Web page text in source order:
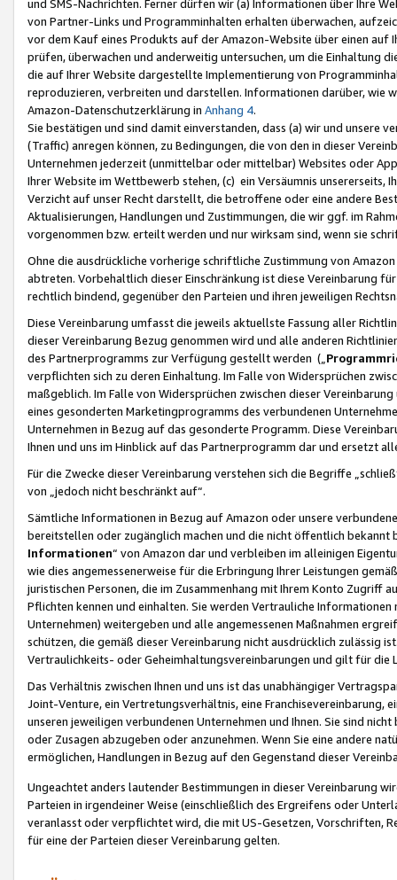
und SMS-Nachrichten. Ferner dürfen wir (a) Informationen über Ihre
von Partner-Links und Programminhalten erhalten überwachen,
vor dem Kauf eines Produkts auf der Amazon-Website über einen
prüfen, überwachen und anderweitig untersuchen, um die Einhaltung
die auf Ihrer Website dargestellte Implementierung von
reproduzieren, verbreiten und darstellen. Informationen darüber, wie
Amazon-Datenschutzerklärung in Anhang 4.
Sie bestätigen und sind damit einverstanden, dass (a) wir und
(Traffic) anregen können, zu Bedingungen, die von den in dieser
Unternehmen jederzeit (unmittelbar oder mittelbar) Websites oder
Ihrer Website im Wettbewerb stehen, (c) ein Versäumnis unsererseits,
Verzicht auf unser Recht darstellt, die betroffene oder eine andere
Aktualisierungen, Handlungen und Zustimmungen, die wir ggf. im
vorgenommen bzw. erteilt werden und nur wirksam sind, wenn sie
Ohne die ausdrückliche vorherige schriftliche Zustimmung von
abtreten. Vorbehaltlich dieser Einschränkung ist diese Vereinbarung
rechtlich bindend, gegenüber den Parteien und ihren jeweiligen
Diese Vereinbarung umfasst die jeweils aktuellste Fassung aller
dieser Vereinbarung Bezug genommen wird und alle anderen
des Partnerprogramms zur Verfügung gestellt werden („
verpflichten sich zu deren Einhaltung. Im Falle von Widersprüchen
maßgeblich. Im Falle von Widersprüchen zwischen dieser
eines gesonderten Marketingprogramms des verbundenen
Unternehmen in Bezug auf das gesonderte Programm. Diese
Ihnen und uns im Hinblick auf das Partnerprogramm dar und ersetzt
Für die Zwecke dieser Vereinbarung verstehen sich die Begriffe
von „jedoch nicht beschränkt auf“.
Sämtliche Informationen in Bezug auf Amazon oder unsere
bereitstellen oder zugänglich machen und die nicht öffentlich
Informationen“ von Amazon dar und verbleiben im alleinigen
wie dies angemessenerweise für die Erbringung Ihrer Leistungen
juristischen Personen, die im Zusammenhang mit Ihrem Konto
Pflichten kennen und einhalten. Sie werden Vertrauliche
Unternehmen) weitergeben und alle angemessenen Maßnahmen
schützen, die gemäß dieser Vereinbarung nicht ausdrücklich zulässig
Vertraulichkeits- oder Geheimhaltungsvereinbarungen und gilt für die
Das Verhältnis zwischen Ihnen und uns ist das unabhängiger
Joint-Venture, ein Vertretungsverhältnis, eine Franchisevereinbarung,
unseren jeweiligen verbundenen Unternehmen und Ihnen. Sie sind
oder Zusagen abzugeben oder anzunehmen. Wenn Sie eine andere
ermöglichen, Handlungen in Bezug auf den Gegenstand dieser
Ungeachtet anders lautender Bestimmungen in dieser Vereinbarung
Parteien in irgendeiner Weise (einschließlich des Ergreifens oder
veranlasst oder verpflichtet wird, die mit US-Gesetzen, Vorschriften,
für eine der Parteien dieser Vereinbarung gelten.